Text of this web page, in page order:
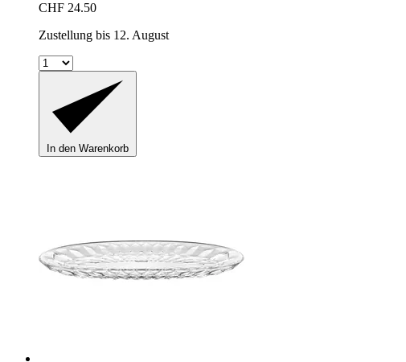
CHF 24.50
Zustellung bis 12. August
In den Warenkorb